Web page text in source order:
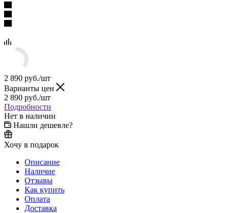
2 890 руб./шт
Варианты цен
2 890 руб./шт
Подробности
Нет в наличии
Нашли дешевле?
Хочу в подарок
Описание
Наличие
Отзывы
Как купить
Оплата
Доставка